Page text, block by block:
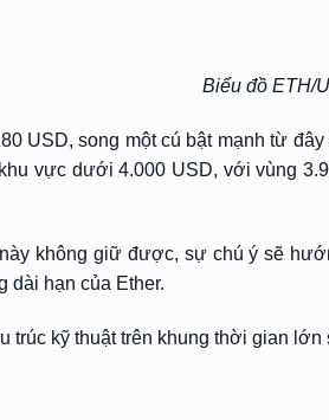
Biểu đồ ETH/
USD, song một cú bật mạnh từ
vực dưới 4.000 USD, với vùng
không giữ được, sự chú ý sẽ
dài hạn của Ether.
trúc kỹ thuật trên khung thời gian